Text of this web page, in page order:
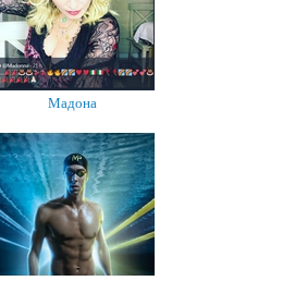
Мадона